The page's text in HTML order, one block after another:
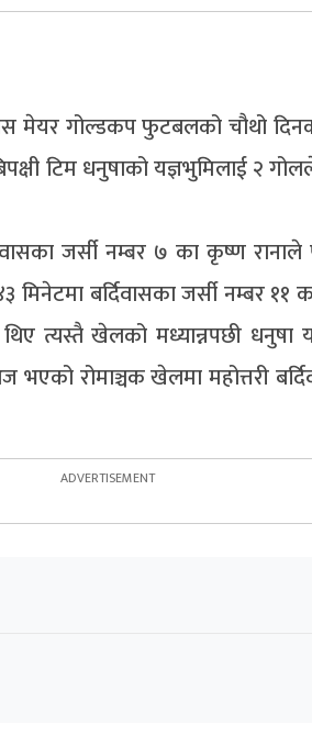
मेयर गोल्डकप फुटबलको
टिम धनुषाको यज्ञभुमिलाई २
जर्सी नम्बर ७ का कृष्ण
बर्दिवासका जर्सी नम्बर ११
त्यस्तै खेलको मध्यान्नपछी धनुषा
रोमाञ्चक खेलमा महोत्तरी